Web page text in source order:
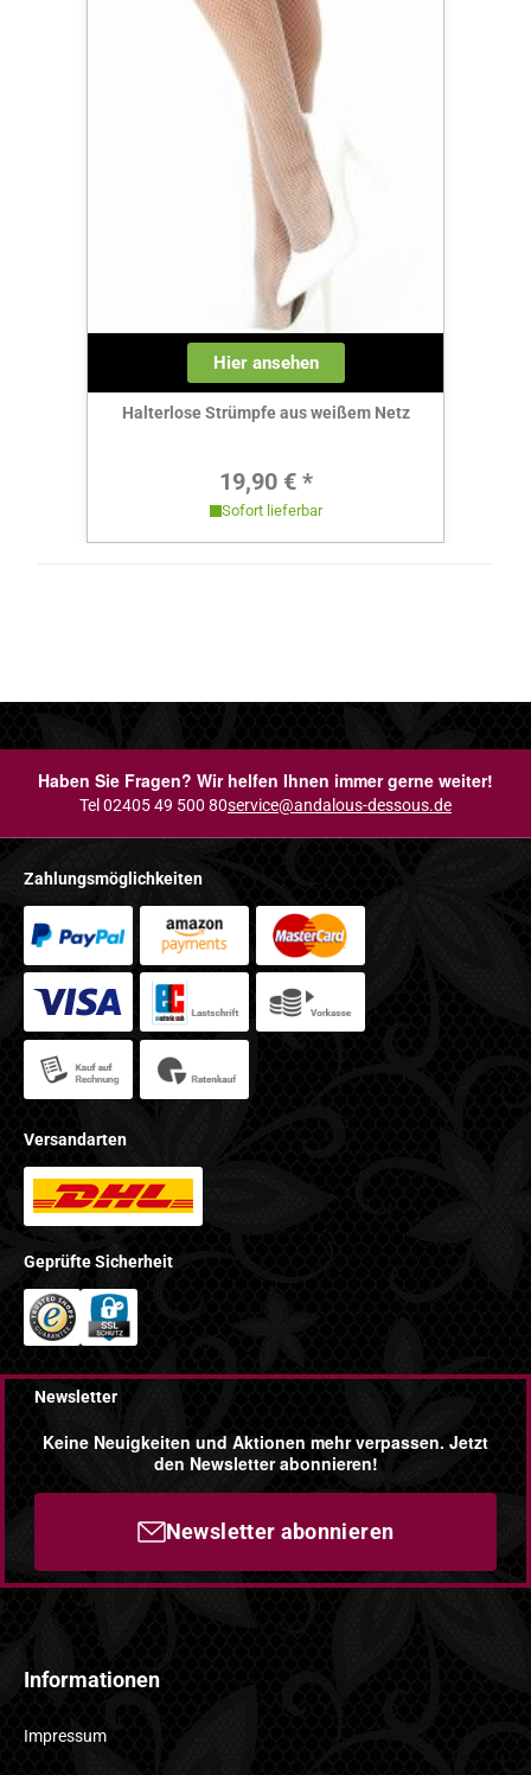
Hier ansehen
Halterlose Strümpfe aus weißem Netz
Regulärer Preis:
19,90 € *
Sofort lieferbar
Haben Sie Fragen? Wir helfen Ihnen immer gerne weiter!
Tel 02405 49 500 80service@andalous-dessous.de
Zahlungsmöglichkeiten
Versandarten
Geprüfte Sicherheit
Newsletter
Keine Neuigkeiten und Aktionen mehr verpassen. Jetzt
den Newsletter abonnieren!
Newsletter abonnieren
Informationen
Impressum